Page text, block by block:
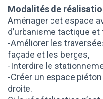
Modalités de
Aménager cet espace
d’urbanisme tactique et
-Améliorer les
façade et les berges,
-Interdire le
-Créer un espace
droite.